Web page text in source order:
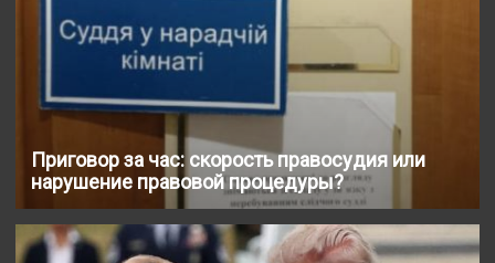
Приговор за час: скорость правосудия или
нарушение правовой процедуры?